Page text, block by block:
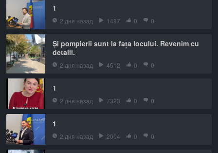
1
2 дня назад 1487 0 0
Și pompierii sunt la fața locului. Revenim cu
detalii.
2 дня назад 4512 0 0
1
2 дня назад 7323 0 0
1
2 дня назад 2004 0 0